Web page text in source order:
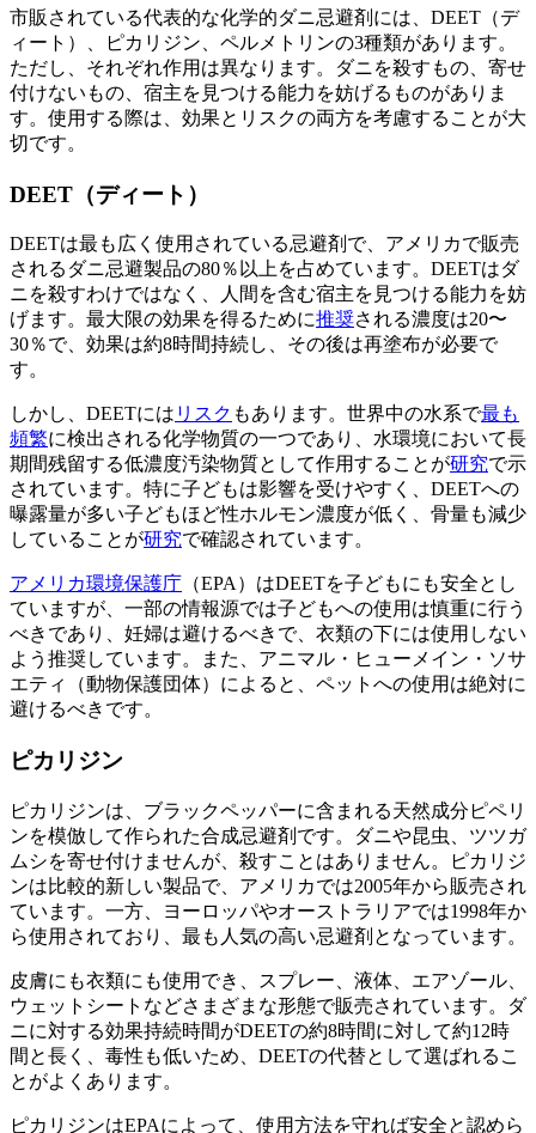
市販されている代表的な化学的ダニ忌避剤には、DEET（デ
ィート）、ピカリジン、ペルメトリンの3種類があります。
ただし、それぞれ作用は異なります。ダニを殺すもの、寄せ
付けないもの、宿主を見つける能力を妨げるものがありま
す。使用する際は、効果とリスクの両方を考慮することが大
切です。
DEET（ディート）
DEETは最も広く使用されている忌避剤で、アメリカで販売
されるダニ忌避製品の80％以上を占めています。DEETはダ
ニを殺すわけではなく、人間を含む宿主を見つける能力を妨
げます。最大限の効果を得るために推奨される濃度は20〜
30％で、効果は約8時間持続し、その後は再塗布が必要で
す。
しかし、DEETには リスク もあります。世界中の水系で最も
頻繁に検出される化学物質の一つであり、水環境において長
期間残留する低濃度汚染物質として作用することが研究で示
されています。特に子どもは影響を受けやすく、DEETへの
曝露量が多い子どもほど性ホルモン濃度が低く、骨量も減少
していることが研究で確認されています。
アメリカ環境保護庁 （EPA）はDEETを子どもにも安全とし
ていますが、一部の情報源では子どもへの使用は慎重に行う
べきであり、妊婦は避けるべきで、衣類の下には使用しない
よう推奨しています。また、アニマル・ヒューメイン・ソサ
エティ（動物保護団体）によると、ペットへの使用は絶対に
避けるべきです。
ピカリジン
ピカリジンは、ブラックペッパーに含まれる天然成分ピペリ
ンを模倣して作られた合成忌避剤です。ダニや昆虫、ツツガ
ムシを寄せ付けませんが、殺すことはありません。ピカリジ
ンは比較的新しい製品で、アメリカでは2005年から販売され
ています。一方、ヨーロッパやオーストラリアでは1998年か
ら使用されており、最も人気の高い忌避剤となっています。
皮膚にも衣類にも使用でき、スプレー、液体、エアゾール、
ウェットシートなどさまざまな形態で販売されています。ダ
ニに対する効果持続時間がDEETの約8時間に対して約12時
間と長く、毒性も低いため、DEETの代替として選ばれるこ
とがよくあります。
ピカリジンはEPAによって、使用方法を守れば安全と認めら